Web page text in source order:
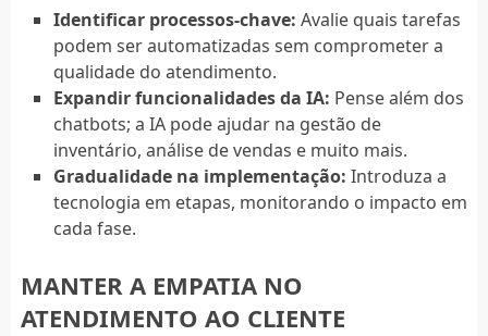
Identificar processos-chave: Avalie quais tarefas
podem ser automatizadas sem comprometer a
qualidade do atendimento.
Expandir funcionalidades da IA: Pense além dos
chatbots; a IA pode ajudar na gestão de
inventário, análise de vendas e muito mais.
Gradualidade na implementação: Introduza a
tecnologia em etapas, monitorando o impacto em
cada fase.
MANTER A EMPATIA NO
ATENDIMENTO AO CLIENTE